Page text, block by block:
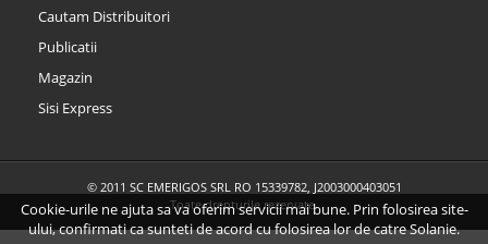
Cookie-urile ne ajuta sa va oferim servicii mai bune. Prin folosirea site-
ului, confirmati ca sunteti de acord cu folosirea lor de catre Solanie.
Cautam Distribuitori
Publicatii
Magazin
Sisi Express
© 2011 SC EMERIGOS SRL RO 15339782, J2003000403051
Toate drepturile rezervate.